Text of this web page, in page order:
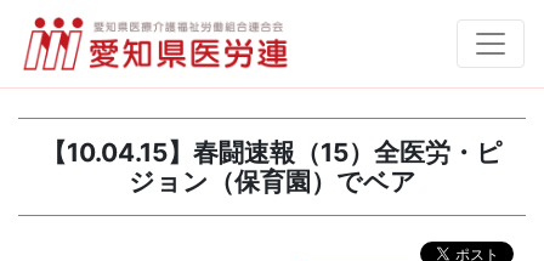
【10.04.15】春闘速報（15）全医労・ピ
ジョン（保育園）でベア